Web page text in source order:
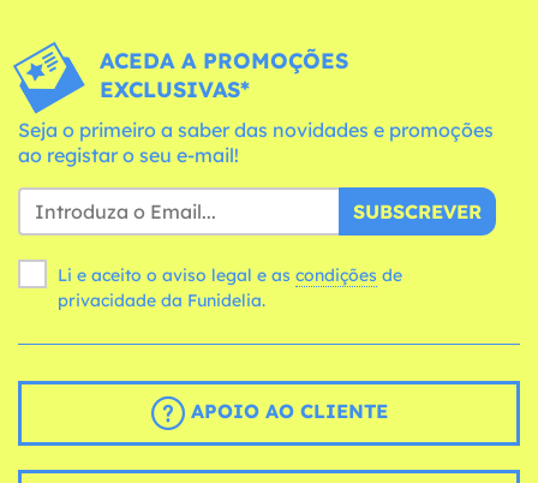
ACEDA A PROMOÇÕES
EXCLUSIVAS*
Seja o primeiro a saber das novidades e promoções
ao registar o seu e-mail!
SUBSCREVER
Li e aceito o aviso legal e as condições
privacidade da Funidelia.
APOIO AO CLIENTE